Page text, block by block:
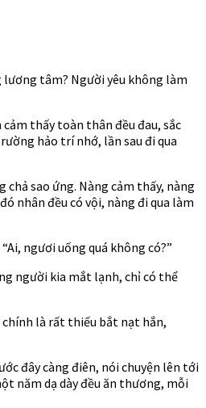
tâm? Người yêu không làm
thấy toàn thân đều đau, sắc
hảo trí nhớ, lần sau đi qua
sao ứng. Nàng cảm thấy, nàng
nhân đều có vội, nàng đi qua làm
ngươi uống quá không có?”
người kia mắt lạnh, chỉ có thể
chính là rất thiếu bắt nạt hắn,
đây càng điên, nói chuyện lên tới
năm dạ dày đều ăn thương, mỗi